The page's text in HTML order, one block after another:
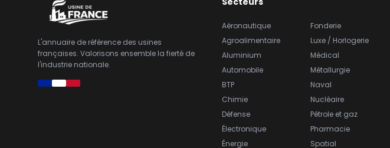
L'annuaire de référence des usines
françaises. Valorisons ensemble la fierté de
l'industrie nationale.
Aéronautique
Agroalimentaire
Aluminium
Automobile
BTP
Chimie
Défense
Électronique
Énergie
Fonderie
Luxe / Horlogerie
Médical
Métallurgie
Naval
Nucléaire
Pétrole et gaz
Pharmacie
Spatial